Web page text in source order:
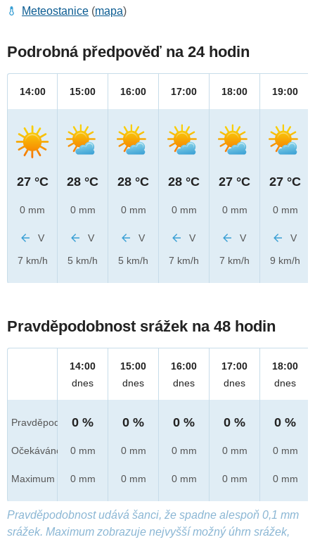
Meteostanice (mapa)
Podrobná předpověď na 24 hodin
14:00
27 °C
0 mm
V
7 km/h
15:00
28 °C
0 mm
V
5 km/h
16:00
28 °C
0 mm
V
5 km/h
17:00
28 °C
0 mm
V
7 km/h
18:00
27 °C
0 mm
V
7 km/h
19:00
27 °C
0 mm
V
9 km/h
Pravděpodobnost srážek na 48 hodin
Pravděpod.
Očekáváno
Maximum
14:00
dnes
0 %
0 mm
0 mm
15:00
dnes
0 %
0 mm
0 mm
16:00
dnes
0 %
0 mm
0 mm
17:00
dnes
0 %
0 mm
0 mm
18:00
dnes
0 %
0 mm
0 mm
Pravděpodobnost udává šanci, že spadne alespoň 0,1 mm
srážek. Maximum zobrazuje nejvyšší možný úhrn srážek,